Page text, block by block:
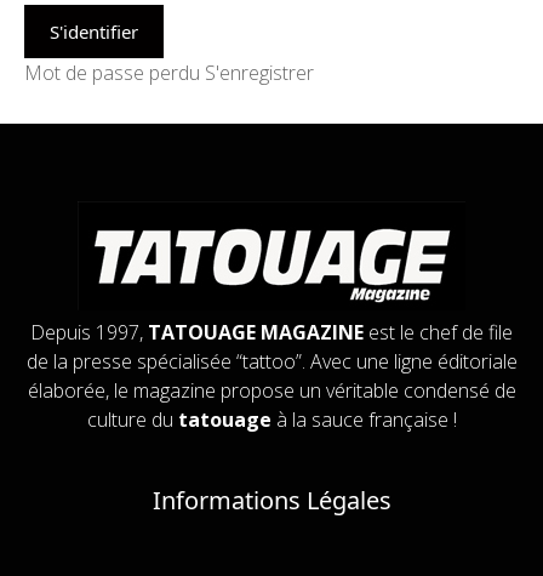
Mot de passe perdu S'enregistrer
Depuis 1997, TATOUAGE MAGAZINE est le chef de file
de la presse spécialisée “tattoo”. Avec une ligne éditoriale
élaborée, le magazine propose un véritable condensé de
culture du tatouage à la sauce française !
Informations Légales